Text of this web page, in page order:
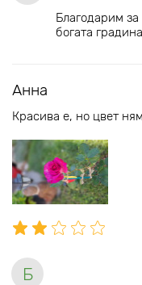
Благодарим
богата
Анна
Красива е, но цвет
Б